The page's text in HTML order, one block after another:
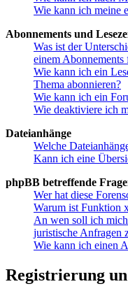
Wie kann ich meine
Abonnements und
Was ist der
einem
Wie kann ich ein
Thema abonnieren?
Wie kann ich ein
Wie deaktiviere ich
Dateianhänge
Welche
Kann ich eine
phpBB betreffende
Wer hat diese
Warum ist Funktion
An wen soll ich
juristische Anfragen
Wie kann ich einen
Registrierung